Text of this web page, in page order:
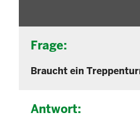
Frage:
Braucht ein
Antwort: